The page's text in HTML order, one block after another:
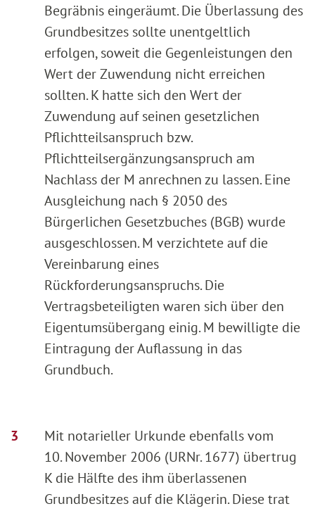
Begräbnis eingeräumt. Die Überlassung des
Grundbesitzes sollte unentgeltlich
erfolgen, soweit die Gegenleistungen den
Wert der Zuwendung nicht erreichen
sollten. K hatte sich den Wert der
Zuwendung auf seinen gesetzlichen
Pflichtteilsanspruch bzw.
Pflichtteilsergänzungsanspruch am
Nachlass der M anrechnen zu lassen. Eine
Ausgleichung nach § 2050 des
Bürgerlichen Gesetzbuches (BGB) wurde
ausgeschlossen. M verzichtete auf die
Vereinbarung eines
Rückforderungsanspruchs. Die
Vertragsbeteiligten waren sich über den
Eigentumsübergang einig. M bewilligte die
Eintragung der Auflassung in das
Grundbuch.
Mit notarieller Urkunde ebenfalls vom
10. November 2006 (URNr. 1677) übertrug
K die Hälfte des ihm überlassenen
Grundbesitzes auf die Klägerin. Diese trat